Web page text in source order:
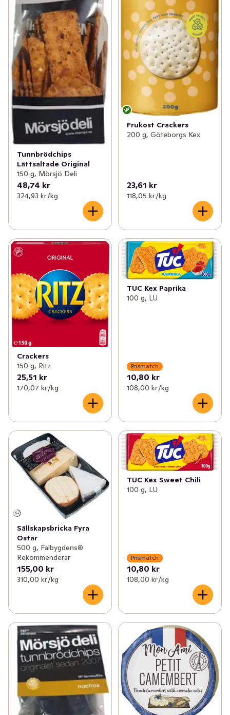
Tunnbrödchips
Lättsaltade Original
150 g, Mörsjö Deli
48,74 kr
324,93 kr /kg
Frukost Crackers
200 g, Göteborgs Kex
23,61 kr
118,05 kr /kg
Crackers
150 g, Ritz
25,51 kr
170,07 kr /kg
TUC Kex Paprika
100 g, LU
Prismatch
10,80 kr
108,00 kr /kg
Sällskapsbricka Fyra
Ostar
500 g, Falbygdens®
Rekommenderar
155,00 kr
310,00 kr /kg
TUC Kex Sweet Chili
100 g, LU
Prismatch
10,80 kr
108,00 kr /kg